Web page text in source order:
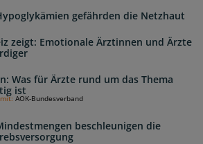
gefährden die Netzhaut
zeigt: Emotionale Ärztinnen und Ärzte
Was für Ärzte rund um das Thema
ist
beschleunigen die
AOK-Bundesverband